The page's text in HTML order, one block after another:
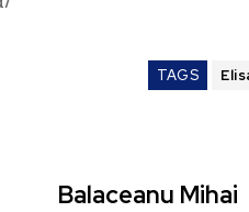
TAGS
Balaceanu Mihai